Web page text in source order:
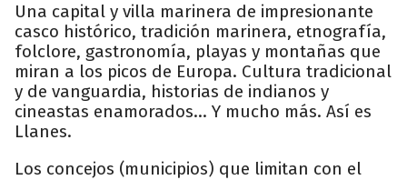
Una capital y villa marinera de impresionante
casco histórico, tradición marinera, etnografía,
folclore, gastronomía, playas y montañas que
miran a los picos de Europa. Cultura tradicional
y de vanguardia, historias de indianos y
cineastas enamorados... Y mucho más. Así es
Llanes.
Los concejos (municipios) que limitan con el